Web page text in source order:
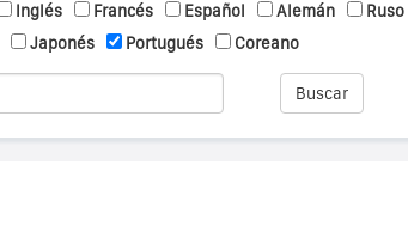
Inglés Francés Español Alemán
Ruso
Japonés Portugués Coreano
Buscar